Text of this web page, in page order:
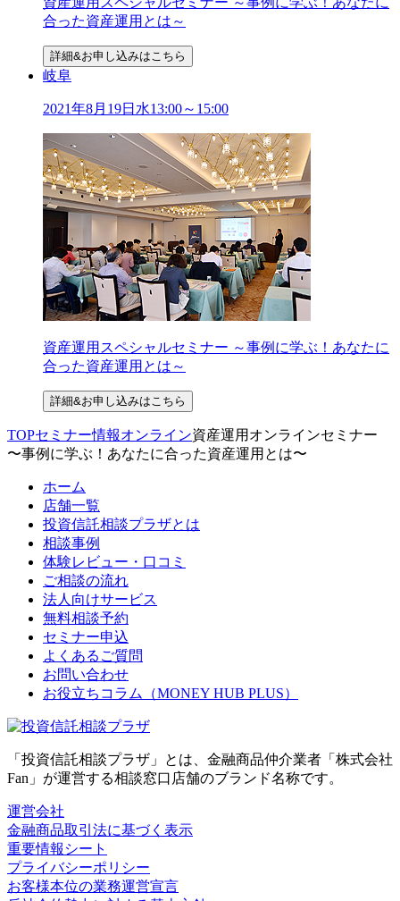
合った資産運用とは～
詳細&お申し込みはこちら
岐阜
2021年8月 19日 水13:00～15:00
資産運用スペシャルセミナー ～事例に学ぶ！あなたに
合った資産運用とは～
詳細&お申し込みはこちら
TOPセミナー情報オンライン資産運用オンラインセミナー
〜事例に学ぶ！あなたに合った資産運用とは〜
ホーム
店舗一覧
投資信託相談プラザとは
相談事例
体験レビュー・口コミ
ご相談の流れ
法人向けサービス
無料相談予約
セミナー申込
よくあるご質問
お問い合わせ
お役立ちコラム（MONEY HUB PLUS）
「投資信託相談プラザ」とは、金融商品仲介業者「株式会社
Fan」が運営する相談窓口店舗のブランド名称です。
運営会社
金融商品取引法に基づく表示
重要情報シート
プライバシーポリシー
お客様本位の業務運営宣言